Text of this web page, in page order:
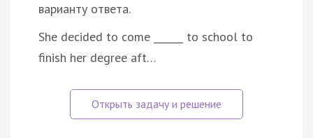
варианту ответа.
She decided to come ______ to school to
finish her degree aft…